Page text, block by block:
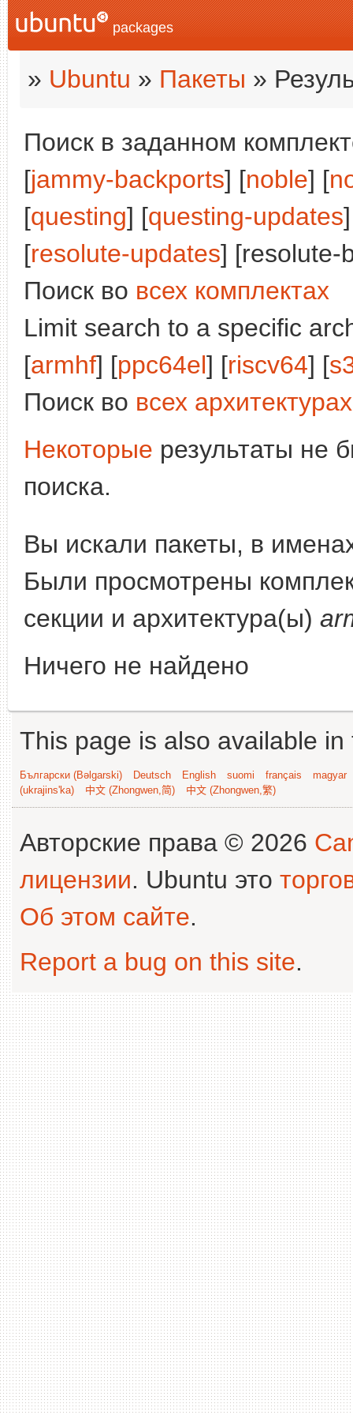
packages
» Ubuntu » Пакеты »
Поиск в заданном
[jammy-backports] [noble] [
[questing] [questing-updates
[resolute-updates] [resolute-
Поиск во всех комплектах
Limit search to a specific
[armhf] [ppc64el] [riscv64] [
Поиск во всех архитектурах
Некоторые результаты не
поиска.
Вы искали пакеты, в
Были просмотрены
секции и архитектура(ы)
Ничего не найдено
This page is also available
Български (Bəlgarski) Deutsch English suomi français
magyar
(ukrajins'ka)
中文 (Zhongwen,简) 中文 (Zhongwen,繁)
Авторские права © 2026
лицензии. Ubuntu это
Об этом сайте.
Report a bug on this site.